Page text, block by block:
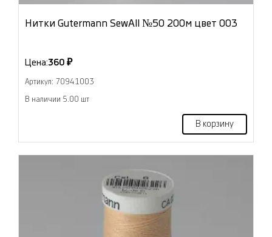
Нитки Gutermann SewAll №50 200м цвет 003
Цена:360 ₽
Артикул: 70941003
В наличии 5.00 шт
В корзину